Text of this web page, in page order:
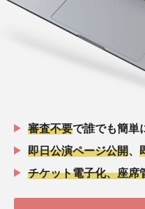
審査不要で誰でも簡単
即日公演ページ公開
チケット電子化、座席